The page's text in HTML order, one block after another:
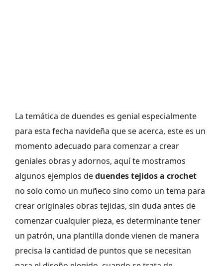
La temática de duendes es genial especialmente
para esta fecha navideña que se acerca, este es un
momento adecuado para comenzar a crear
geniales obras y adornos, aquí te mostramos
algunos ejemplos deduendes tejidos a crochet
no solo como un muñeco sino como un tema para
crear originales obras tejidas, sin duda antes de
comenzar cualquier pieza, es determinante tener
un patrón, una plantilla donde vienen de manera
precisa la cantidad de puntos que se necesitan